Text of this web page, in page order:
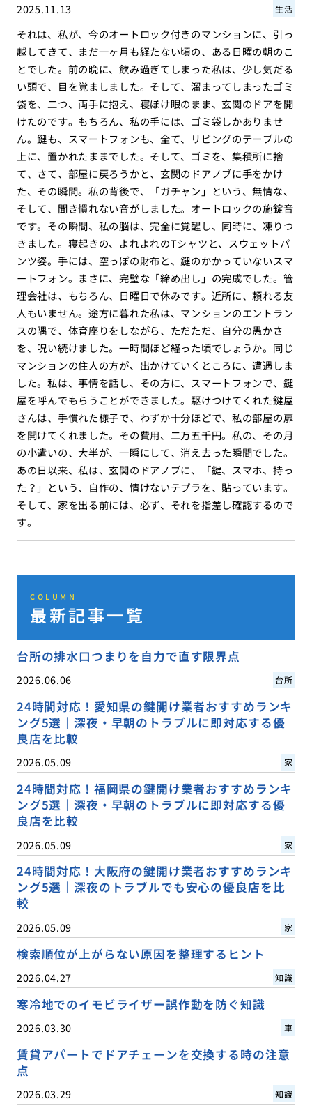
2025.11.13 生活
それは、私が、今のオートロック付きのマンションに、引っ
越してきて、まだ一ヶ月も経たない頃の、ある日曜の朝のこ
とでした。前の晩に、飲み過ぎてしまった私は、少し気だる
い頭で、目を覚ましました。そして、溜まってしまったゴミ
袋を、二つ、両手に抱え、寝ぼけ眼のまま、玄関のドアを開
けたのです。もちろん、私の手には、ゴミ袋しかありませ
ん。鍵も、スマートフォンも、全て、リビングのテーブルの
上に、置かれたままでした。そして、ゴミを、集積所に捨
て、さて、部屋に戻ろうかと、玄関のドアノブに手をかけ
た、その瞬間。私の背後で、「ガチャン」という、無情な、
そして、聞き慣れない音がしました。オートロックの施錠音
です。その瞬間、私の脳は、完全に覚醒し、同時に、凍りつ
きました。寝起きの、よれよれのTシャツと、スウェットパ
ンツ姿。手には、空っぽの財布と、鍵のかかっていないスマ
ートフォン。まさに、完璧な「締め出し」の完成でした。管
理会社は、もちろん、日曜日で休みです。近所に、頼れる友
人もいません。途方に暮れた私は、マンションのエントラン
スの隅で、体育座りをしながら、ただただ、自分の愚かさ
を、呪い続けました。一時間ほど経った頃でしょうか。同じ
マンションの住人の方が、出かけていくところに、遭遇しま
した。私は、事情を話し、その方に、スマートフォンで、鍵
屋を呼んでもらうことができました。駆けつけてくれた鍵屋
さんは、手慣れた様子で、わずか十分ほどで、私の部屋の扉
を開けてくれました。その費用、二万五千円。私の、その月
の小遣いの、大半が、一瞬にして、消え去った瞬間でした。
あの日以来、私は、玄関のドアノブに、「鍵、スマホ、持っ
た？」という、自作の、情けないテプラを、貼っています。
そして、家を出る前には、必ず、それを指差し確認するので
す。
COLUMN
最新記事一覧
台所の排水口つまりを自力で直す限界点
2026.06.06 台所
24時間対応！愛知県の鍵開け業者おすすめランキ
ング5選｜深夜・早朝のトラブルに即対応する優
良店を比較
2026.05.09 家
24時間対応！福岡県の鍵開け業者おすすめランキ
ング5選｜深夜・早朝のトラブルに即対応する優
良店を比較
2026.05.09 家
24時間対応！大阪府の鍵開け業者おすすめランキ
ング5選｜深夜のトラブルでも安心の優良店を比
較
2026.05.09 家
検索順位が上がらない原因を整理するヒント
2026.04.27 知識
寒冷地でのイモビライザー誤作動を防ぐ知識
2026.03.30 車
賃貸アパートでドアチェーンを交換する時の注意
点
2026.03.29 知識